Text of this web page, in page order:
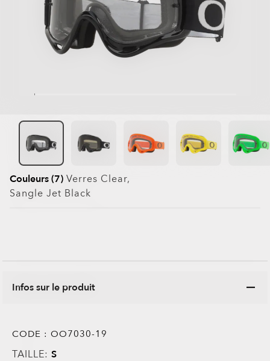
Couleurs (7) Verres Clear,
Sangle Jet Black
Infos sur le produit
CODE : OO7030-19
TAILLE:S